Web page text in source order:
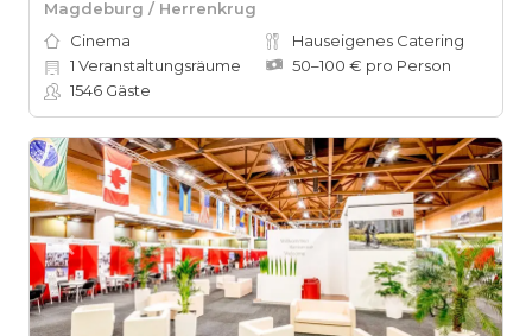
Magdeburg / Herrenkrug
Cinema
Hauseigenes Catering
1 Veranstaltungsräume
50–100 € pro Person
1546 Gäste